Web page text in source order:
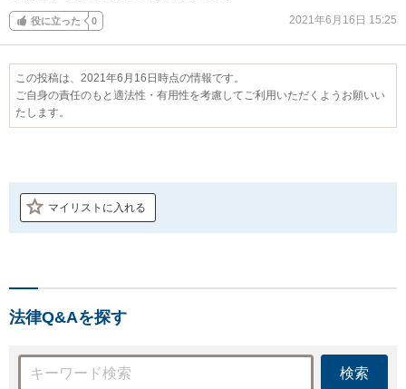
役に立った 0 2021年6月16日 15:25
この投稿は、2021年6月16日時点の情報です。
ご自身の責任のもと適法性・有用性を考慮してご利用いただくようお願いい
たします。
マイリストに入れる
法律Q&Aを探す
検索